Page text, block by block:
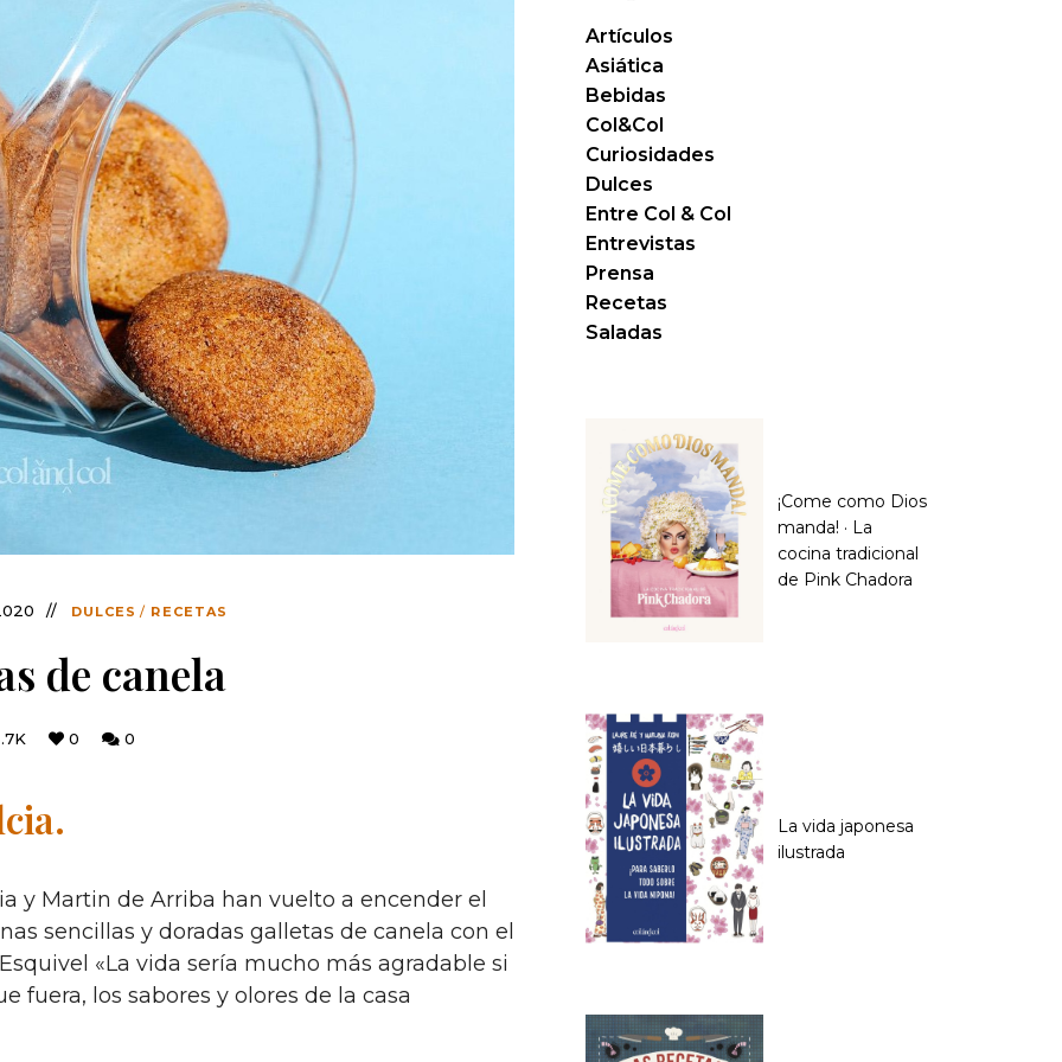
DULCES / RECETAS
de canela
0 0
y Martin de Arriba han vuelto a encender el
sencillas y doradas galletas de canela con el
«La vida sería mucho más agradable si
fuera, los sabores y olores de la casa
Artículos
Asiática
Bebidas
Col&Col
Curiosidades
Dulces
Entre Col & Col
Entrevistas
Prensa
Recetas
Saladas
¡Come como Dios
manda! · La
cocina tradicional
de Pink Chadora
La vida japonesa
ilustrada